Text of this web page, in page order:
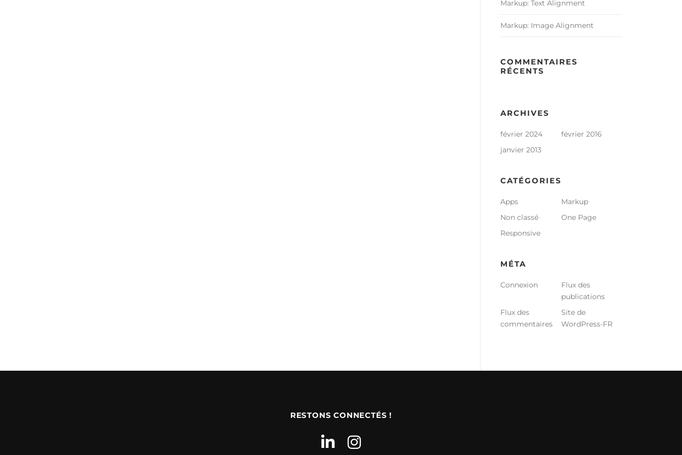
Markup: Text Alignment
Markup: Image Alignment
COMMENTAIRES
RÉCENTS
ARCHIVES
février 2024
février 2016
janvier 2013
CATÉGORIES
Apps
Markup
Non classé
One Page
Responsive
MÉTA
Connexion
Flux des
publications
Flux des
commentaires
Site de
WordPress-FR
RESTONS CONNECTÉS !